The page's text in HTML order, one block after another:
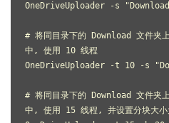
OneDriveUploader -s
# 将同目录下的 Download 文件夹
中, 使用 10 线程
OneDriveUploader -t 10 -s
# 将同目录下的 Download 文件夹
中, 使用 15 线程, 并设置分块大小